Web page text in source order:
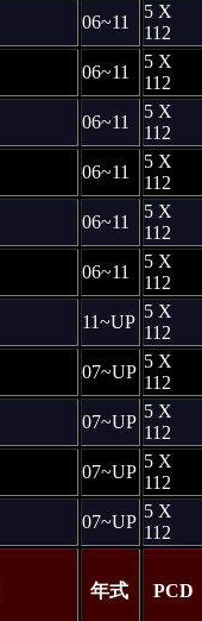
06~11
5 X
112
06~11
5 X
112
06~11
5 X
112
06~11
5 X
112
06~11
5 X
112
06~11
5 X
112
11~UP
5 X
112
07~UP
5 X
112
07~UP
5 X
112
07~UP
5 X
112
07~UP
5 X
112
年式 PCD